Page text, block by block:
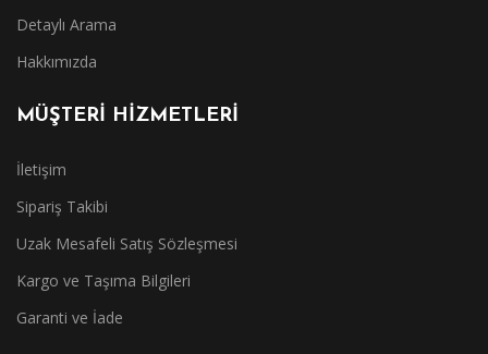
Detaylı Arama
Hakkımızda
MÜŞTERİ HİZMETLERİ
İletişim
Sipariş Takibi
Uzak Mesafeli Satış Sözleşmesi
Kargo ve Taşıma Bilgileri
Garanti ve İade